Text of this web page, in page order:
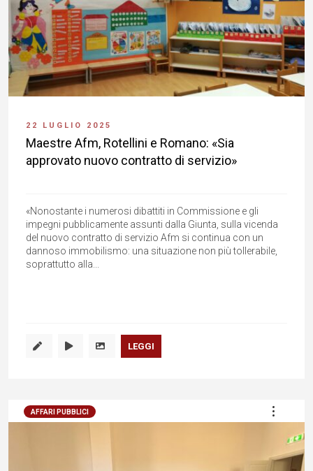
22 LUGLIO 2025
Maestre Afm, Rotellini e Romano: «Sia
approvato nuovo contratto di servizio»
«Nonostante i numerosi dibattiti in Commissione e gli
impegni pubblicamente assunti dalla Giunta, sulla vicenda
del nuovo contratto di servizio Afm si continua con un
dannoso immobilismo: una situazione non più tollerabile,
soprattutto alla...
LEGGI
AFFARI PUBBLICI